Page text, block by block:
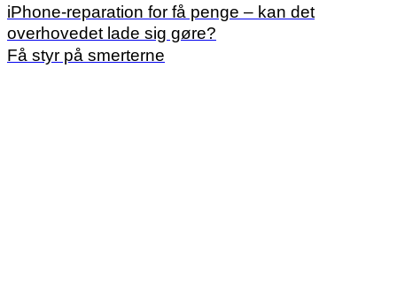
iPhone-reparation for få penge – kan det
overhovedet lade sig gøre?
Få styr på smerterne